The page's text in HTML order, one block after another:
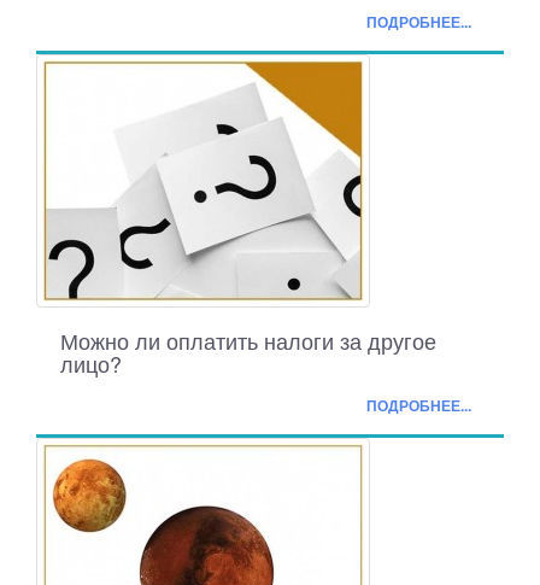
ПОДРОБНЕЕ...
Можно ли оплатить налоги за другое
лицо?
ПОДРОБНЕЕ...